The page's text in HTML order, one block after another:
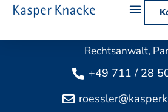
Dr. Eberhard
Rechtsanwalt,
+49 711 / 28